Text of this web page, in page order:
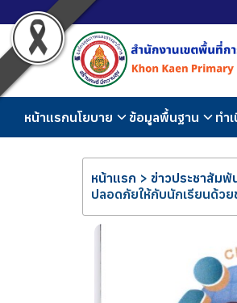
หน้าแรกนโยบาย ข้อมูลพื้นฐาน ทำ
หน้าแรก > ข่าวประชาสัม
ปลอดภัยให้กับนักเรียนด้ว